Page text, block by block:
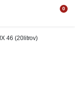
0
46 (20litrov)